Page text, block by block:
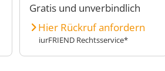
Gratis und unverbindlich
Hier Rückruf anfordern
iurFRIEND Rechtsservice*